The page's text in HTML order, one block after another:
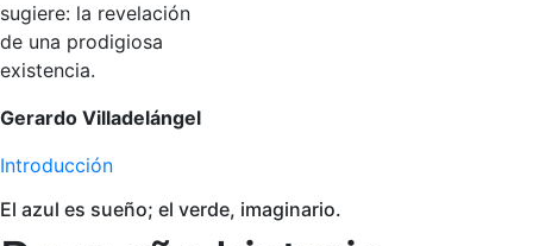
sugiere: la revelación
de una prodigiosa
existencia.
Gerardo Villadelángel
Introducción
El azul es sueño; el verde, imaginario.